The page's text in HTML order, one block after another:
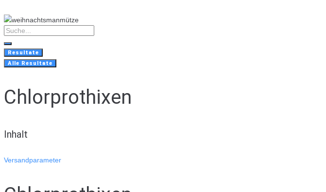
to
content
Search
...
Resultate
Alle Resultate
Chlorprothixen
Inhalt
Versandparameter